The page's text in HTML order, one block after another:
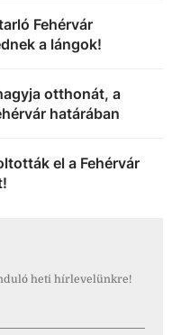
Fehérvár
a lángok!
otthonát, a
határában
el a Fehérvár
heti hírlevelünkre!